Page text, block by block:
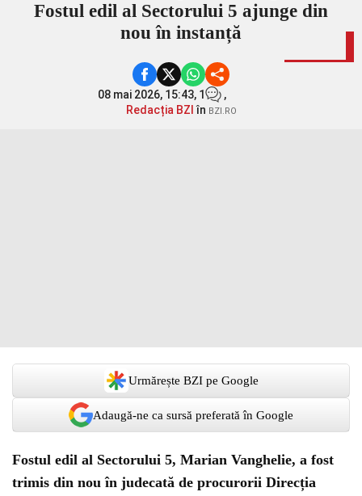
Fostul edil al Sectorului 5 ajunge din
nou în instanță
08 mai 2026, 15:43, 1
,
Redacția BZI în BZI.RO
Urmărește BZI pe Google
Adaugă-ne ca sursă preferată în Google
Fostul edil al Sectorului 5, Marian Vanghelie, a fost
trimis din nou în judecată de procurorii Direcția